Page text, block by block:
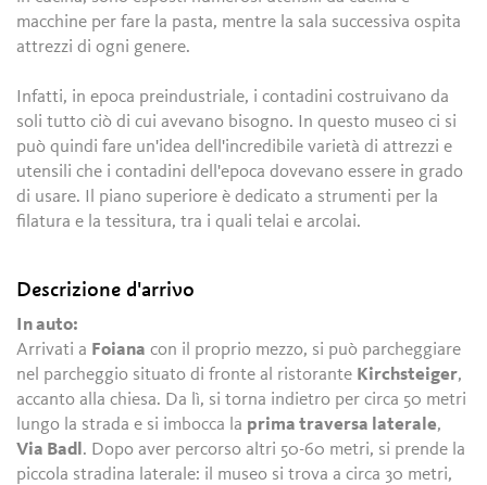
macchine per fare la pasta, mentre la sala successiva ospita
attrezzi di ogni genere.
Infatti, in epoca preindustriale, i contadini costruivano da
soli tutto ciò di cui avevano bisogno. In questo museo ci si
può quindi fare un'idea dell'incredibile varietà di attrezzi e
utensili che i contadini dell'epoca dovevano essere in grado
di usare. Il piano superiore è dedicato a strumenti per la
filatura e la tessitura, tra i quali telai e arcolai.
Descrizione d'arrivo
In auto:
Arrivati a Foiana con il proprio mezzo, si può parcheggiare
nel parcheggio situato di fronte al ristorante Kirchsteiger,
accanto alla chiesa. Da lì, si torna indietro per circa 50 metri
lungo la strada e si imbocca la prima traversa laterale,
Via Badl . Dopo aver percorso altri 50-60 metri, si prende la
piccola stradina laterale: il museo si trova a circa 30 metri,